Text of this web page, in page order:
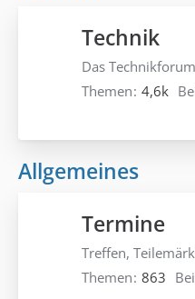
Technik
Das
Themen 4,6k
Allgemeines
Termine
Treffen,
Themen 863